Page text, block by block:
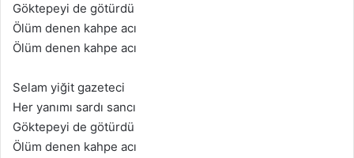
Göktepeyi de götürdü
Ölüm denen kahpe acı
Ölüm denen kahpe acı
Selam yiğit gazeteci
Her yanımı sardı sancı
Göktepeyi de götürdü
Ölüm denen kahpe acı